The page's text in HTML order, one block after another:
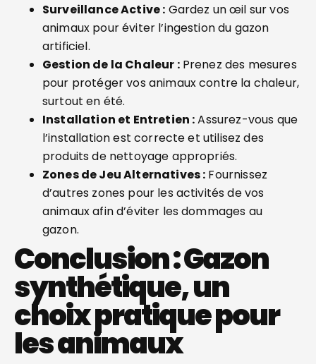
Surveillance Active : Gardez un œil sur vos
animaux pour éviter l’ingestion du gazon
artificiel.
Gestion de la Chaleur :Prenez des mesures
pour protéger vos animaux contre la chaleur,
surtout en été.
Installation et Entretien :Assurez-vous que
l’installation est correcte et utilisez des
produits de nettoyage appropriés.
Zones de Jeu Alternatives : Fournissez
d’autres zones pour les activités de vos
animaux afin d’éviter les dommages au
gazon.
Conclusion : Gazon
synthétique, un
choix pratique pour
les animaux